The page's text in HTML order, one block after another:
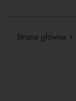
Strona główna ›